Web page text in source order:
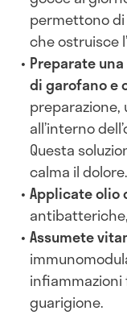
permettono
che ostruisce
Preparate
di garofano e
preparazione,
all’interno
Questa
calma il dolore.
Applicate olio
Assumete
guarigione.